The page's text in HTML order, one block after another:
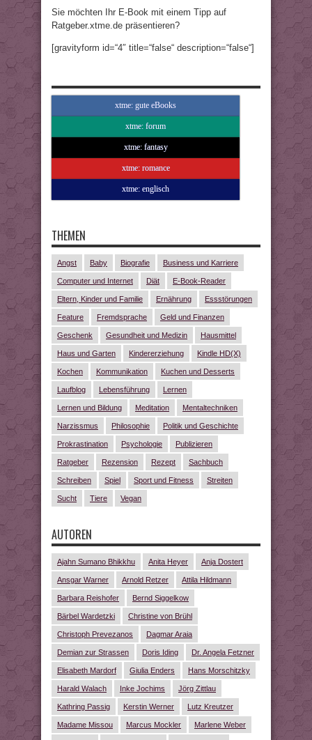
Sie möchten Ihr E-Book mit einem Tipp auf
Ratgeber.xtme.de präsentieren?
[gravityform id=“4″ title=“false“ description=“false“]
xtme: gute eBooks
xtme: forum
xtme: fantasy
xtme: romance
xtme: englisch
THEMEN
Angst Baby Biografie Business und Karriere
Computer und Internet Diät E-Book-Reader
Eltern, Kinder und Familie Ernährung Essstörungen
Feature Fremdsprache Geld und Finanzen
Geschenk Gesundheit und Medizin Hausmittel
Haus und Garten Kindererziehung Kindle HD(X)
Kochen Kommunikation Kuchen und Desserts
Laufblog Lebensführung Lernen
Lernen und Bildung Meditation Mentaltechniken
Narzissmus Philosophie Politik und Geschichte
Prokrastination Psychologie Publizieren
Ratgeber Rezension Rezept Sachbuch
Schreiben Spiel Sport und Fitness Streiten
Sucht Tiere Vegan
AUTOREN
Ajahn Sumano Bhikkhu Anita Heyer Anja Dostert
Ansgar Warner Arnold Retzer Attila Hildmann
Barbara Reishofer Bernd Siggelkow
Bärbel Wardetzki Christine von Brühl
Christoph Prevezanos Dagmar Araia
Demian zur Strassen Doris Iding Dr. Angela Fetzner
Elisabeth Mardorf Giulia Enders Hans Morschitzky
Harald Walach Inke Jochims Jörg Zittlau
Kathring Passig Kerstin Werner Lutz Kreutzer
Madame Missou Marcus Mockler Marlene Weber